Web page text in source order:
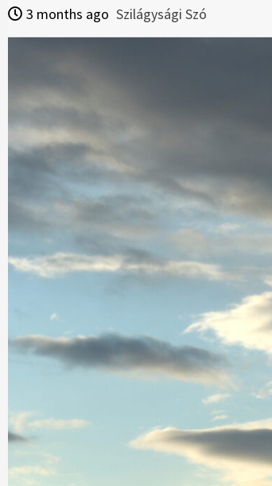
3 months ago Szilágysági Szó